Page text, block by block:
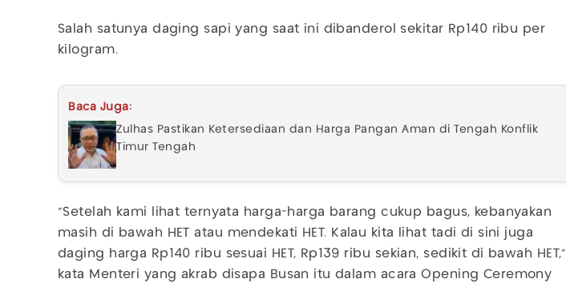
Salah satunya daging sapi yang saat ini dibanderol sekitar Rp140 ribu per
kilogram.
Baca Juga:
Zulhas Pastikan Ketersediaan dan Harga Pangan Aman di Tengah Konflik
Timur Tengah
"Setelah kami lihat ternyata harga-harga barang cukup bagus, kebanyakan
masih di bawah HET atau mendekati HET. Kalau kita lihat tadi di sini juga
daging harga Rp140 ribu sesuai HET, Rp139 ribu sekian, sedikit di bawah HET,"
kata Menteri yang akrab disapa Busan itu dalam acara Opening Ceremony